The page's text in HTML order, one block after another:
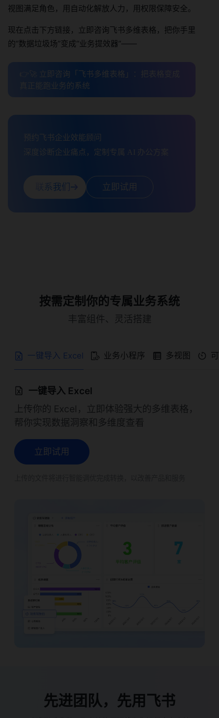
视图满足角色，用自动化解放人力，用权限保障安全。
现在点击下方链接，立即咨询飞书多维表格，把你手里
的“数据垃圾场”变成“业务提效器”——
👉🚀 立即咨询「飞书多维表格」：把表格变成
真正能跑业务的系统
预约飞书企业效能顾问
深度诊断企业痛点，定制专属 AI 办公方案
联系我们 立即试用
按需定制你的专属业务系统
丰富组件、灵活搭建
一键导入 Excel 业务小程序 多视图
一键导入 Excel
上传你的 Excel，立即体验强大的多维表格，
帮你实现数据洞察和多维度查看
立即试用
先进团队，先用飞书